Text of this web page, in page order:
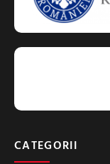
CATEGORII